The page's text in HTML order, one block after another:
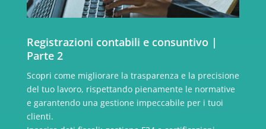
Registrazioni contabili e consuntivo |
Parte 2
Scopri come migliorare la trasparenza e la precisione
del tuo lavoro, rispettando pienamente le normative
e garantendo una gestione impeccabile per i tuoi
clienti.